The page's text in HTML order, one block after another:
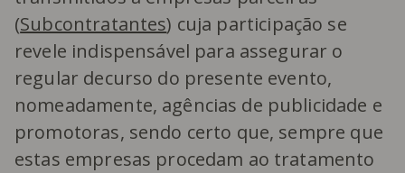
(Subcontratantes) cuja participação se
revele indispensável para assegurar o
regular decurso do presente evento,
nomeadamente, agências de publicidade e
promotoras, sendo certo que, sempre que
estas empresas procedam ao tratamento